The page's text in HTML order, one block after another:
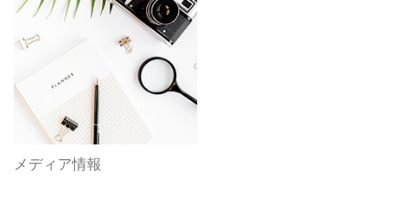
メディア情報